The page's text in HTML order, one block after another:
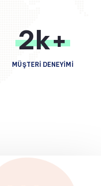
2k+
MÜŞTERİ DENEYİMİ